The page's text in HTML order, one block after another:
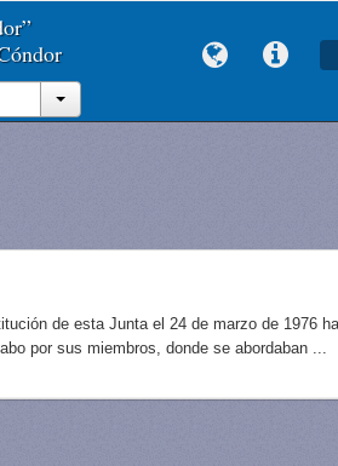
de esta Junta el 24 de marzo de 1976
por sus miembros, donde se abordaban ...